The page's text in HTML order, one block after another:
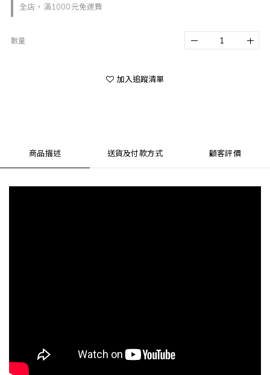
全店，滿1000元免運費
數量
加入追蹤清單
商品描述 送貨及付款方式 顧客評價